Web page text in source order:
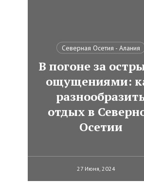
Северная Осетия - Алания
В погоне за
ощущениями:
отдых в
Осетии
27 Июня, 2024